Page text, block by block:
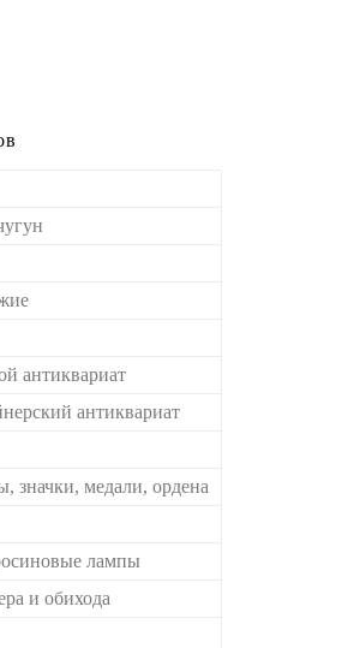
антиквариат
антиквариат
значки, медали, ордена
лампы
и обихода